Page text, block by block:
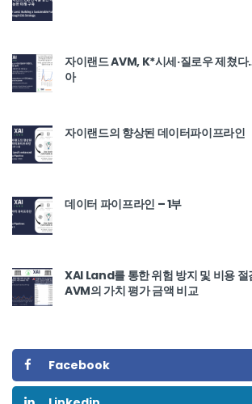
자이랜드 AVM, K*시세·질로우 제쳤
아
자이랜드의 향상된 데이터파이프라인
데이터 파이프라인 – 1부
XAI Land를 통한 위험 방지 및 비용 절
AVM의 가치 평가 금액 비교
Facebook